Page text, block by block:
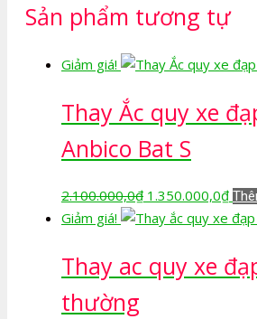
Sản phẩm tương tự
Giảm giá!
Thay Ắc quy xe
Anbico Bat S
2.100.000,0₫ Giá
gốc
2.100.000,0₫.
1.350.000,0₫Giá
hiện
là:
Giảm giá!
Thay ac quy xe
thường